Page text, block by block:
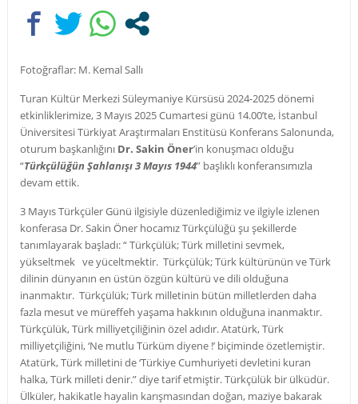
Fotoğraflar: M. Kemal Sallı
Turan Kültür Merkezi Süleymaniye Kürsüsü 2024-2025 dönemi
etkinliklerimize, 3 Mayıs 2025 Cumartesi günü 14.00’te, İstanbul
Üniversitesi Türkiyat Araştırmaları Enstitüsü Konferans Salonunda,
oturum başkanlığını Dr. Sakin Öner’in konuşmacı olduğu
“Türkçülüğün Şahlanışı 3 Mayıs 1944” başlıklı konferansımızla
devam ettik.
3 Mayıs Türkçüler Günü ilgisiyle düzenlediğimiz ve ilgiyle izlenen
konferasa Dr. Sakin Öner hocamız Türkçülüğü şu şekillerde
tanımlayarak başladı: “ Türkçülük; Türk milletini sevmek,
yükseltmek ve yüceltmektir. Türkçülük; Türk kültürünün ve Türk
dilinin dünyanın en üstün özgün kültürü ve dili olduğuna
inanmaktır. Türkçülük; Türk milletinin bütün milletlerden daha
fazla mesut ve müreffeh yaşama hakkının olduğuna inanmaktır.
Türkçülük, Türk milliyetçiliğinin özel adıdır. Atatürk, Türk
milliyetçiliğini, ‘Ne mutlu Türküm diyene !’ biçiminde özetlemiştir.
Atatürk, Türk milletini de ‘Türkiye Cumhuriyeti devletini kuran
halka, Türk milleti denir.” diye tarif etmiştir. Türkçülük bir ülküdür.
Ülküler, hakikatle hayalin karışmasından doğan, maziye bakarak